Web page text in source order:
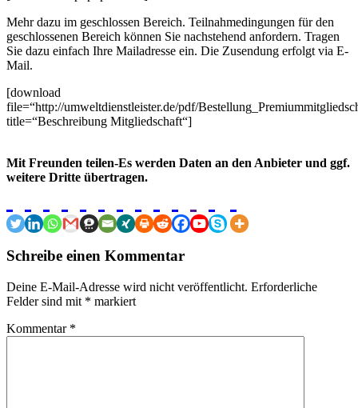
Mehr dazu im geschlossen Bereich. Teilnahmedingungen für den
geschlossenen Bereich können Sie nachstehend anfordern. Tragen
Sie dazu einfach Ihre Mailadresse ein. Die Zusendung erfolgt via E-
Mail.
[download
file=“http://umweltdienstleister.de/pdf/
title=“Beschreibung Mitgliedschaft“]
Mit Freunden teilen-Es werden Daten an den Anbieter und ggf.
weitere Dritte übertragen.
Schreibe einen Kommentar
Deine E-Mail-Adresse wird nicht veröffentlicht. Erforderliche
Felder sind mit * markiert
Kommentar *